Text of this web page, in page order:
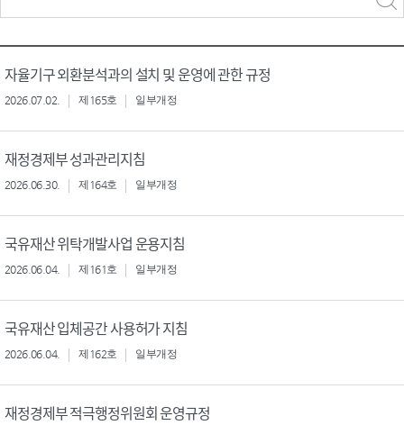
자율기구 외환분석과의 설치 및 운영에 관한 규정
2026.07.02. 제165호 일부개정
재정경제부 성과관리지침
2026.06.30. 제164호 일부개정
국유재산 위탁개발사업 운용지침
2026.06.04. 제161호 일부개정
국유재산 입체공간 사용허가 지침
2026.06.04. 제162호 일부개정
재정경제부 적극행정위원회 운영규정